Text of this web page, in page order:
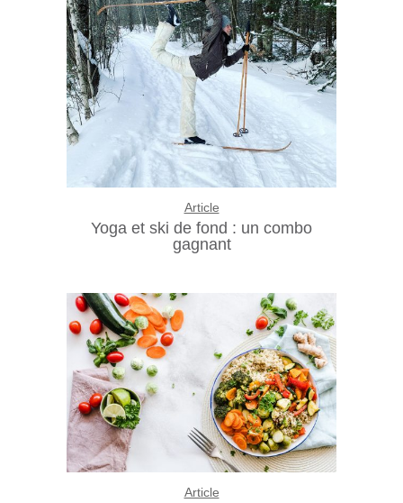
Article
Yoga et ski de fond : un combo
gagnant
Article